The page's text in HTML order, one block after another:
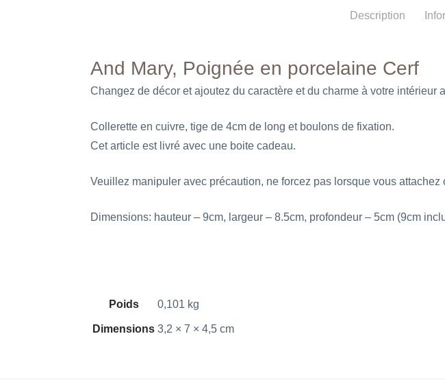
Description
And Mary, Poignée en porcelaine Cerf
Changez de décor et ajoutez du caractère et du charme à votre intérieur
Collerette en cuivre, tige de 4cm de long et boulons de fixation.
Cet article est livré avec une boite cadeau.
Veuillez manipuler avec précaution, ne forcez pas lorsque vous attachez
Dimensions: hauteur – 9cm, largeur – 8.5cm, profondeur – 5cm (9cm
Poids 0,101 kg
Dimensions 3,2 × 7 × 4,5 cm